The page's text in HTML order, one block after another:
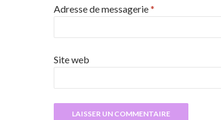
Adresse de messagerie*
Site web